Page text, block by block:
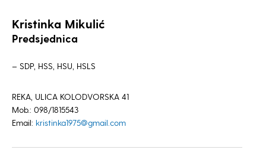
Kristinka Mikulić
Predsjednica
– SDP, HSS, HSU, HSLS
REKA, ULICA KOLODVORSKA 41
Mob.: 098/1815543
Email: kristinka1975@gmail.com